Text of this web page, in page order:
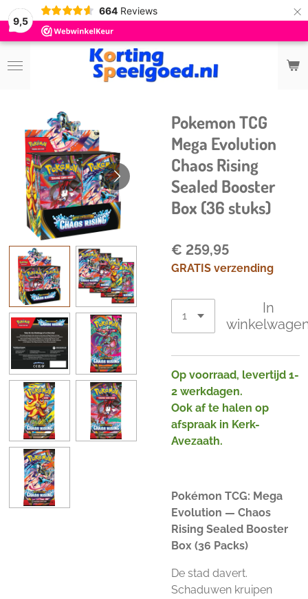
9,5
664 Reviews ×
Pokemon TCG
Mega Evolution
Chaos Rising
Sealed Booster
Box (36 stuks)
€ 259,95
GRATIS verzending
In
Op voorraad, levertijd 1-
2 werkdagen.
Ook af te halen op
afspraak in Kerk-
Avezaath.
Pokémon TCG: Mega
Evolution — Chaos
Rising Sealed Booster
Box (36 Packs)
De stad davert.
Schaduwen kruipen